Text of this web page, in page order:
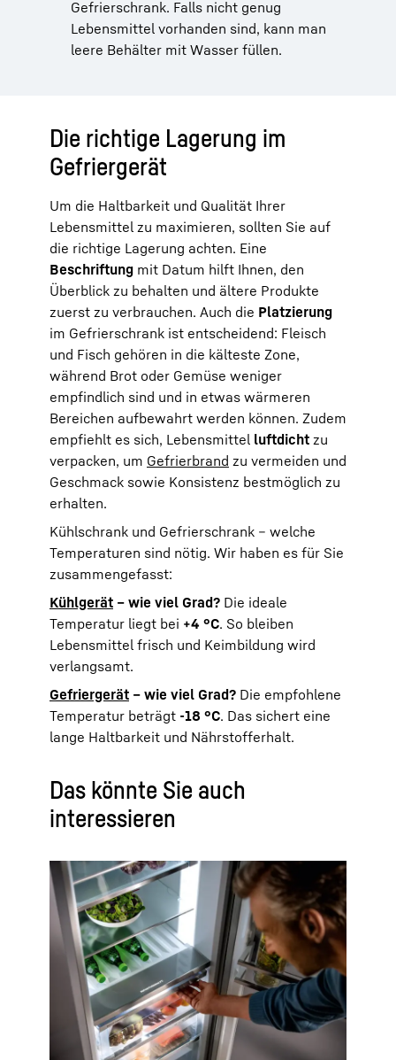
Gefrierschrank. Falls nicht genug
Lebensmittel vorhanden sind, kann man
leere Behälter mit Wasser füllen.
Die richtige Lagerung im
Gefriergerät
Um die Haltbarkeit und Qualität Ihrer
Lebensmittel zu maximieren, sollten Sie auf
die richtige Lagerung achten. Eine
Beschriftung mit Datum hilft Ihnen, den
Überblick zu behalten und ältere Produkte
zuerst zu verbrauchen. Auch die Platzierung
im Gefrierschrank ist entscheidend: Fleisch
und Fisch gehören in die kälteste Zone,
während Brot oder Gemüse weniger
empfindlich sind und in etwas wärmeren
Bereichen aufbewahrt werden können. Zudem
empfiehlt es sich, Lebensmittel luftdicht zu
verpacken, um Gefrierbrand zu vermeiden und
Geschmack sowie Konsistenz bestmöglich zu
erhalten.
Kühlschrank und Gefrierschrank – welche
Temperaturen sind nötig. Wir haben es für Sie
zusammengefasst:
Kühlgerät – wie viel Grad? Die ideale
Temperatur liegt bei +4 °C. So bleiben
Lebensmittel frisch und Keimbildung wird
verlangsamt.
Gefriergerät – wie viel Grad? Die empfohlene
Temperatur beträgt -18 °C. Das sichert eine
lange Haltbarkeit und Nährstofferhalt.
Das könnte Sie auch
interessieren